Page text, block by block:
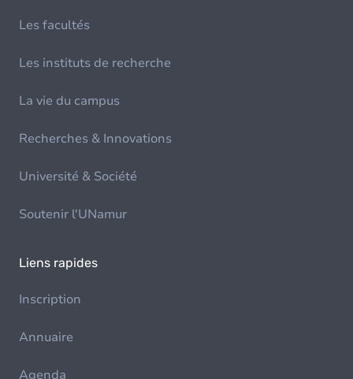
Les facultés
Les instituts de recherche
La vie du campus
Recherches & Innovations
Université & Société
Soutenir l'UNamur
Liens rapides
Inscription
Annuaire
Agenda